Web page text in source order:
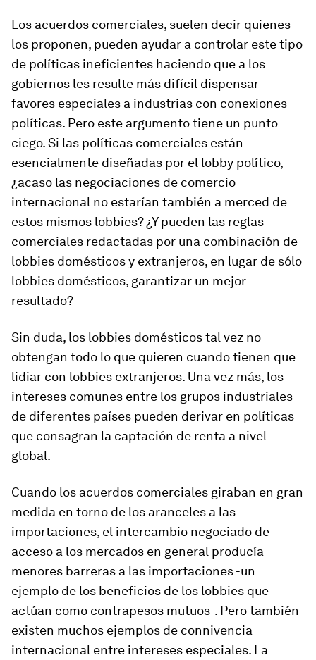
Los acuerdos comerciales, suelen decir quienes
los proponen, pueden ayudar a controlar este tipo
de políticas ineficientes haciendo que a los
gobiernos les resulte más difícil dispensar
favores especiales a industrias con conexiones
políticas. Pero este argumento tiene un punto
ciego. Si las políticas comerciales están
esencialmente diseñadas por el lobby político,
¿acaso las negociaciones de comercio
internacional no estarían también a merced de
estos mismos lobbies? ¿Y pueden las reglas
comerciales redactadas por una combinación de
lobbies domésticos y extranjeros, en lugar de sólo
lobbies domésticos, garantizar un mejor
resultado?
Sin duda, los lobbies domésticos tal vez no
obtengan todo lo que quieren cuando tienen que
lidiar con lobbies extranjeros. Una vez más, los
intereses comunes entre los grupos industriales
de diferentes países pueden derivar en políticas
que consagran la captación de renta a nivel
global.
Cuando los acuerdos comerciales giraban en gran
medida en torno de los aranceles a las
importaciones, el intercambio negociado de
acceso a los mercados en general producía
menores barreras a las importaciones -un
ejemplo de los beneficios de los lobbies que
actúan como contrapesos mutuos-. Pero también
existen muchos ejemplos de connivencia
internacional entre intereses especiales. La